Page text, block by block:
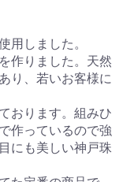
用しました。
作りました。天然
り、若いお客様に
おります。組みひ
作っているので強
にも美しい神戸珠